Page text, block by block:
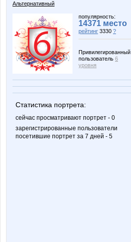
Альтернативный
популярность:
14371 место
рейтинг 3330 ?
Привилегированный
пользователь 6
уровня
Статистика портрета:
сейчас просматривают портрет - 0
зарегистрированные пользователи
посетившие портрет за 7 дней - 5